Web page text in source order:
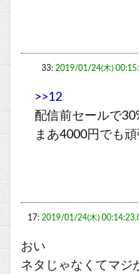
33: 2019/01/24(木)
>>12
配信前セールで
まあ4000円でも
17: 2019/01/24(木)
おい
ネタじゃなくてマジ